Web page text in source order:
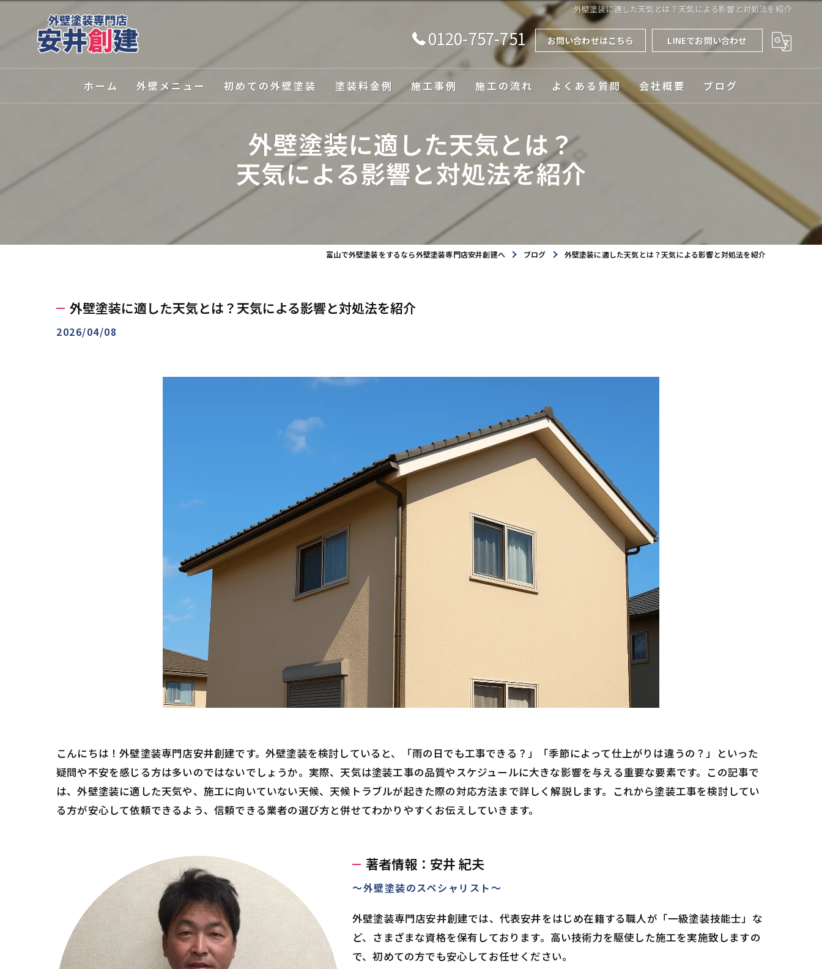
外壁塗装に適した天気とは？天気による影響と対処法を紹介
0120-757-751 お問い合わせはこちら LINEでお問い合わせ
ホーム 外壁メニュー 初めての外壁塗装
塗装の種類
カラーシミュレーション
塗装料金例 施工事例 施工の流れ よくある質問 会社概要
対応エリア
ブログ
外壁塗装に適した天気とは？
天気による影響と対処法を紹介
富山で外壁塗装をするなら外壁塗装専門店安井創建へ ブログ 外壁塗装に適した天気とは？天気による影響と対処法を紹介
外壁塗装に適した天気とは？天気による影響と対処法を紹介
2026/04/08
こんにちは！外壁塗装専門店安井創建です。外壁塗装を検討していると、「雨の日でも工事できる？」「季節によって仕上がりは違うの？」といった
疑問や不安を感じる方は多いのではないでしょうか。実際、天気は塗装工事の品質やスケジュールに大きな影響を与える重要な要素です。この記事で
は、外壁塗装に適した天気や、施工に向いていない天候、天候トラブルが起きた際の対応方法まで詳しく解説します。これから塗装工事を検討してい
る方が安心して依頼できるよう、信頼できる業者の選び方と併せてわかりやすくお伝えしていきます。
著者情報：安井 紀夫
～外壁塗装のスペシャリスト～
外壁塗装専門店安井創建では、代表安井をはじめ在籍する職人が「一級塗装技能士」な
ど、さまざまな資格を保有しております。高い技術力を駆使した施工を実施致しますの
で、初めての方でも安心してお任せください。